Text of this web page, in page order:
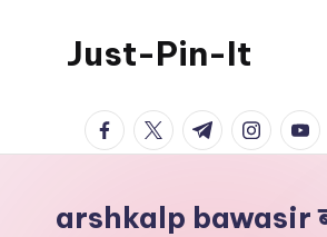
Just-Pin-It
facebook.com
twitter.com
t.me
arshkalp bawasir